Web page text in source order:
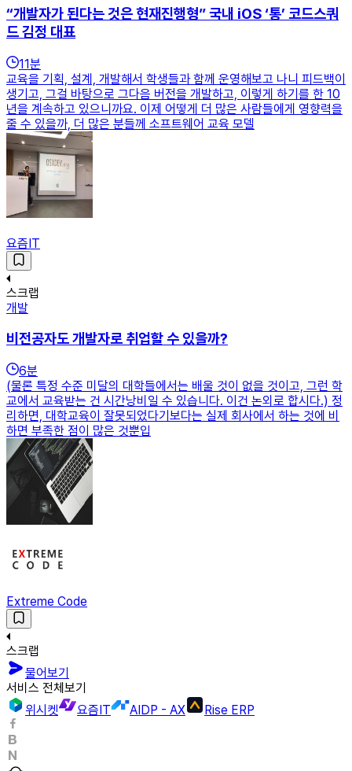
“개발자가 된다는 것은 현재진행형” 국내 iOS ‘통’ 코드스쿼
드 김정 대표
11분
교육을 기획, 설계, 개발해서 학생들과 함께 운영해보고 나니 피드백이
생기고, 그걸 바탕으로 그다음 버전을 개발하고, 이렇게 하기를 한 10
년을 계속하고 있으니까요. 이제 어떻게 더 많은 사람들에게 영향력을
줄 수 있을까, 더 많은 분들께 소프트웨어 교육 모델
요즘IT
스크랩
개발
비전공자도 개발자로 취업할 수 있을까?
6분
(물론 특정 수준 미달의 대학들에서는 배울 것이 없을 것이고, 그런 학
교에서 교육받는 건 시간낭비일 수 있습니다. 이건 논외로 합시다.) 정
리하면, 대학교육이 잘못되었다기보다는 실제 회사에서 하는 것에 비
하면 부족한 점이 많은 것뿐입
Extreme Code
스크랩
물어보기
서비스 전체보기
위시켓
요즘IT AIDP - AX Rise ERP